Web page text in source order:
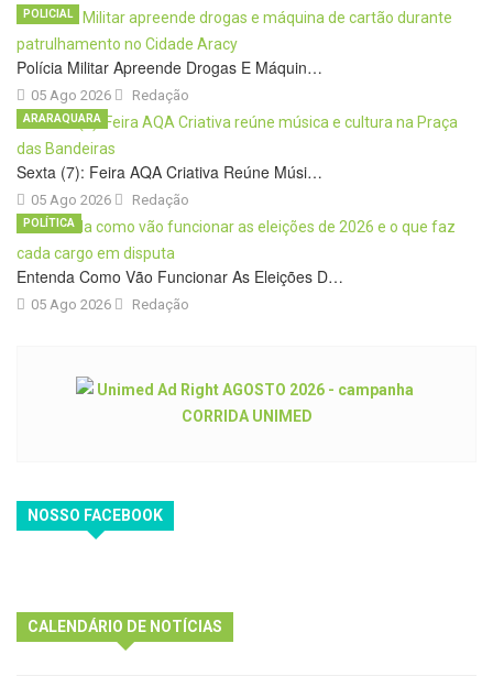
Polícia Militar Apreende Drogas E Máquin…
05 Ago 2026
POLICIAL
Redação
Sexta (7): Feira AQA Criativa Reúne Músi…
05 Ago 2026
ARARAQUARA
Redação
Entenda Como Vão Funcionar As Eleições D…
05 Ago 2026
POLÍTICA
Redação
NOSSO FACEBOOK
CALENDÁRIO DE NOTÍCIAS